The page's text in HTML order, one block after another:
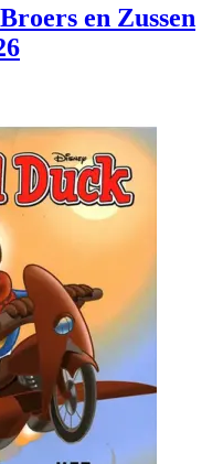
en Zussen